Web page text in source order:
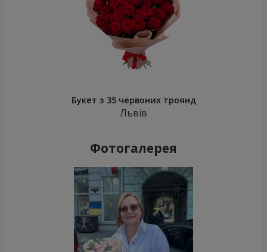
Букет з 35 червоних троянд
Львів
Фотогалерея